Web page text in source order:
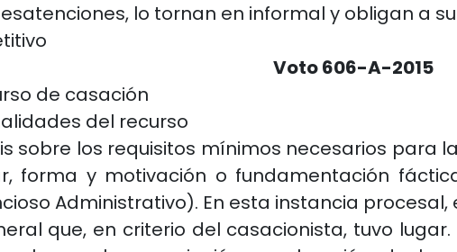
lo tornan en informal y obligan a
Voto 606-A-2015
de casación
del recurso
sobre los requisitos mínimos necesarios para
forma y motivación o fundamentación
Administrativo). En esta instancia
que, en criterio del casacionista, tuvo